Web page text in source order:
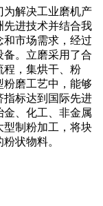
为解决工业磨机产
先进技术并结合我
市场需求，经过
备。立磨采用了合
程，集烘干、粉
粉磨工艺中，能够
指标达到国际先进
金、化工、非金属
型制粉加工，将块
状物料。